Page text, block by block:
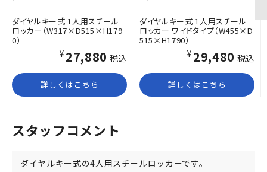
ダイヤルキー式 1人用スチール
ロッカー（W317×D515×H179
0）
¥27,880 税込
詳しくはこちら
ダイヤルキー式 1人用スチール
ロッカー ワイドタイプ（W455×D
515×H1790）
¥29,480 税込
詳しくはこちら
スタッフコメント
ダイヤルキー式の4人用スチールロッカーです。